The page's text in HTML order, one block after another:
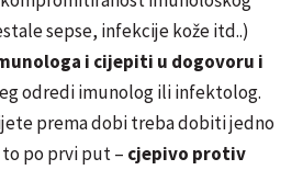
sepse, infekcije kože itd..)
i cijepiti u dogovoru i
odredi imunolog ili infektolog.
prema dobi treba dobiti jedno
po prvi put – cjepivo protiv